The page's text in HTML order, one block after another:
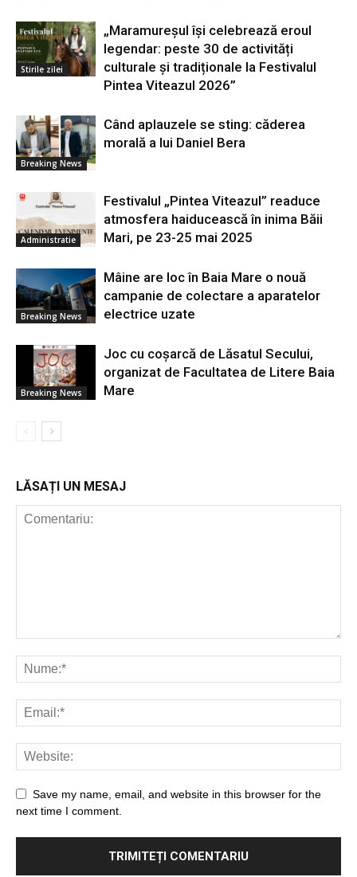
Stirile zilei
„Maramureșul își celebrează eroul
legendar: peste 30 de activități
culturale și tradiționale la Festivalul
Pintea Viteazul 2026”
Breaking News
Când aplauzele se sting: căderea
morală a lui Daniel Bera
Administratie
Festivalul „Pintea Viteazul” readuce
atmosfera haiducească în inima Băii
Mari, pe 23-25 mai 2025
Breaking News
Mâine are loc în Baia Mare o nouă
campanie de colectare a aparatelor
electrice uzate
Breaking News
Joc cu coșarcă de Lăsatul Secului,
organizat de Facultatea de Litere Baia
Mare
LĂSAȚI UN MESAJ
Save my name, email, and website in this browser for the
next time I comment.